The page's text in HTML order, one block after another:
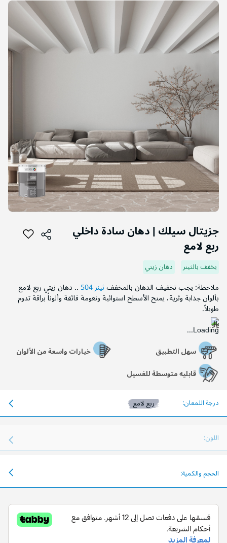
جزيتال سيلك | دهان سادة داخلي
ربع لامع
يخفف بالثينر دهان زيتي
ملاحظة: يجب تخفيف الدهان بالمخففثينر 504 .. دهان زيتي ربع لامع
بألوان جذابة وثرية، يمنح الأسطح استوائية ونعومة فائقة وألوناً براقة تدوم
طويلاً.
سهل التطبيق
خيارات واسعة من الألوان
قابليه متوسطة للغسيل
درجة اللمعان: ربع لامع
اللون:
الحجم والكمية:
التخطي
إلى
نهاية
معرض
الصور
التخطي
إلى
بداية
معرض
الصور